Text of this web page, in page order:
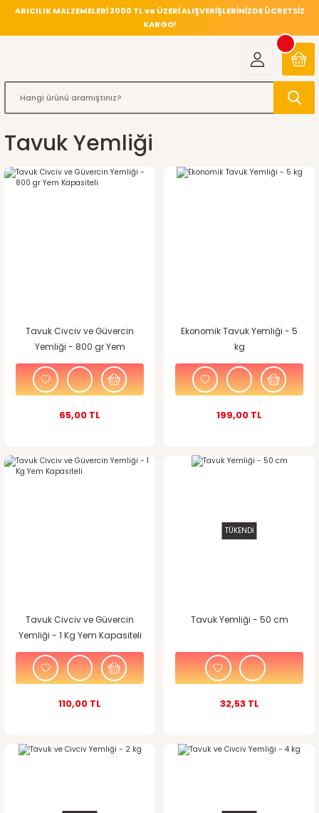
ARICILIK MALZEMELERİ 2000 TL ve ÜZERİ ALIŞVERİŞLERİNİZDE ÜCRETSİZ
KARGO!
Tavuk Yemliği
Tavuk Civciv ve Güvercin
Yemliği - 800 gr Yem
Kapasiteli
65,00 TL
Ekonomik Tavuk Yemliği - 5
kg
199,00 TL
Tavuk Civciv ve Güvercin
Yemliği - 1 Kg Yem Kapasiteli
110,00 TL
TÜKENDİ
Tavuk Yemliği - 50 cm
32,53 TL